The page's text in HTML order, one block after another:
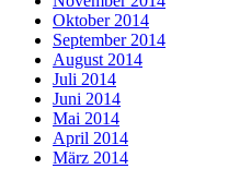
Oktober 2014
September 2014
August 2014
Juli 2014
Juni 2014
Mai 2014
April 2014
März 2014